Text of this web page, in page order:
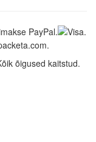
õigused kaitstud.